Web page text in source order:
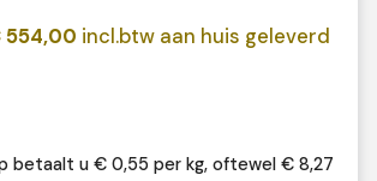
554,00 incl.btw aan huis geleverd
betaalt u € 0,55 per kg, oftewel € 8,27